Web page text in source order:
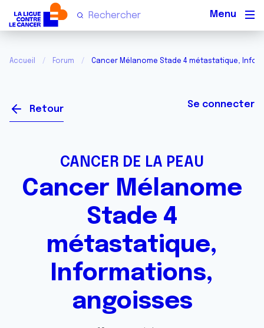
Accueil Forum Cancer Mélanome Stade 4 métastatique,
Retour Se connecter
CANCER DE LA PEAU
Cancer Mélanome
Stade 4
métastatique,
Informations,
angoisses